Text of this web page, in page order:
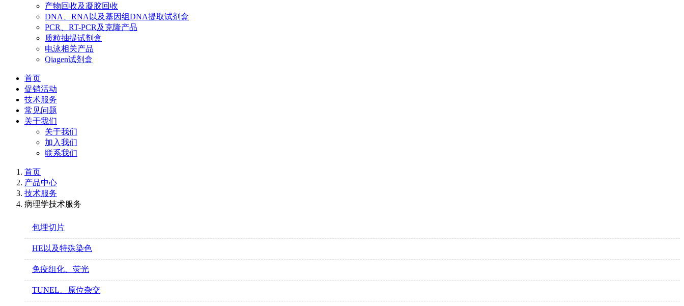
产物回收及凝胶回收
DNA、RNA以及基因组DNA提取试剂盒
PCR、RT-PCR及克隆产品
质粒抽提试剂盒
电泳相关产品
Qiagen试剂盒
首页
促销活动
技术服务
常见问题
关于我们
关于我们
加入我们
联系我们
首页
产品中心
技术服务
病理学技术服务
包埋切片
HE以及特殊染色
免疫组化、荧光
TUNEL、原位杂交